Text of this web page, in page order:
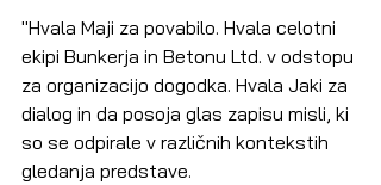
"Hvala Maji za povabilo. Hvala celotni
ekipi Bunkerja in Betonu Ltd. v odstopu
za organizacijo dogodka. Hvala Jaki za
dialog in da posoja glas zapisu misli, ki
so se odpirale v različnih kontekstih
gledanja predstave.